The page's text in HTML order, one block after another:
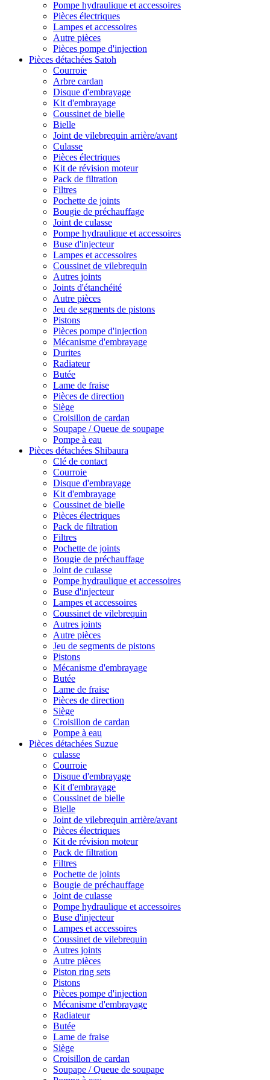
Pompe hydraulique et accessoires
Pièces électriques
Lampes et accessoires
Autre pièces
Pièces pompe d'injection
Pièces détachées Satoh
Courroie
Arbre cardan
Disque d'embrayage
Kit d'embrayage
Coussinet de bielle
Bielle
Joint de vilebrequin arrière/avant
Culasse
Pièces électriques
Kit de révision moteur
Pack de filtration
Filtres
Pochette de joints
Bougie de préchauffage
Joint de culasse
Pompe hydraulique et accessoires
Buse d'injecteur
Lampes et accessoires
Coussinet de vilebrequin
Autres joints
Joints d'étanchéité
Autre pièces
Jeu de segments de pistons
Pistons
Pièces pompe d'injection
Mécanisme d'embrayage
Durites
Radiateur
Butée
Lame de fraise
Pièces de direction
Siège
Croisillon de cardan
Soupape / Queue de soupape
Pompe à eau
Pièces détachées Shibaura
Clé de contact
Courroie
Disque d'embrayage
Kit d'embrayage
Coussinet de bielle
Pièces électriques
Pack de filtration
Filtres
Pochette de joints
Bougie de préchauffage
Joint de culasse
Pompe hydraulique et accessoires
Buse d'injecteur
Lampes et accessoires
Coussinet de vilebrequin
Autres joints
Autre pièces
Jeu de segments de pistons
Pistons
Mécanisme d'embrayage
Butée
Lame de fraise
Pièces de direction
Siège
Croisillon de cardan
Pompe à eau
Pièces détachées Suzue
culasse
Courroie
Disque d'embrayage
Kit d'embrayage
Coussinet de bielle
Bielle
Joint de vilebrequin arrière/avant
Pièces électriques
Kit de révision moteur
Pack de filtration
Filtres
Pochette de joints
Bougie de préchauffage
Joint de culasse
Pompe hydraulique et accessoires
Buse d'injecteur
Lampes et accessoires
Coussinet de vilebrequin
Autres joints
Autre pièces
Piston ring sets
Pistons
Pièces pompe d'injection
Mécanisme d'embrayage
Radiateur
Butée
Lame de fraise
Siège
Croisillon de cardan
Soupape / Queue de soupape